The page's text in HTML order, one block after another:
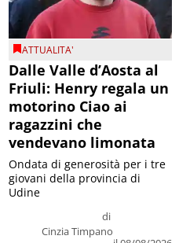
ATTUALITA'
Dalle Valle d’Aosta al
Friuli: Henry regala un
motorino Ciao ai
ragazzini che
vendevano limonata
di
Cinzia Timpano
Ondata di generosità per i tre
giovani della provincia di
Udine